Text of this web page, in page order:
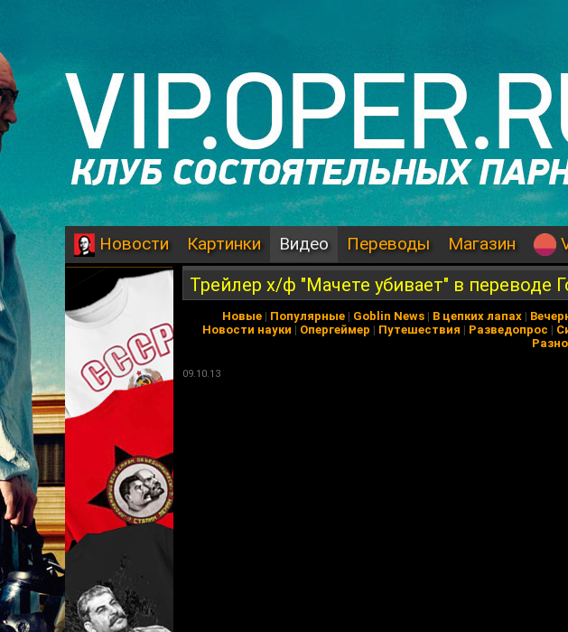
Новости Картинки Видео Переводы Магазин
Трейлер х/ф "Мачете убивает" в переводе
Новые | Популярные | Goblin News | В цепких лапах |
Новости науки | Опергеймер | Путешествия | Разведопрос |
09.10.13